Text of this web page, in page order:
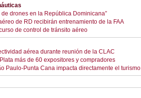
drones en la República Dominicana”
de RD recibirán entrenamiento de la FAA
de control de tránsito aéreo
aérea durante reunión de la CLAC
más de 60 expositores y compradores
Paulo-Punta Cana impacta directamente el turismo